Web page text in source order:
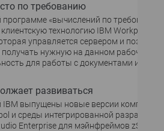
по требованию
программе «вычислений по
технологию IBM Workplace
управляется сервером и
получать нужную на данном рабочем
для работы с документами и
развиваться
IBM выпущены новые версии
и среды интегрированной разработки
Enterprise для мэйнфреймов zSeries.